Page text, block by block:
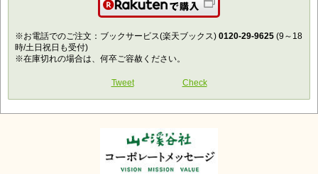
楽天で購入
※お電話でのご注文：ブックサービス(楽天ブックス) 0120-29-9625 (9～18
時/土日祝日も受付)
※在庫切れの場合は、何卒ご容赦ください。
Tweet Check